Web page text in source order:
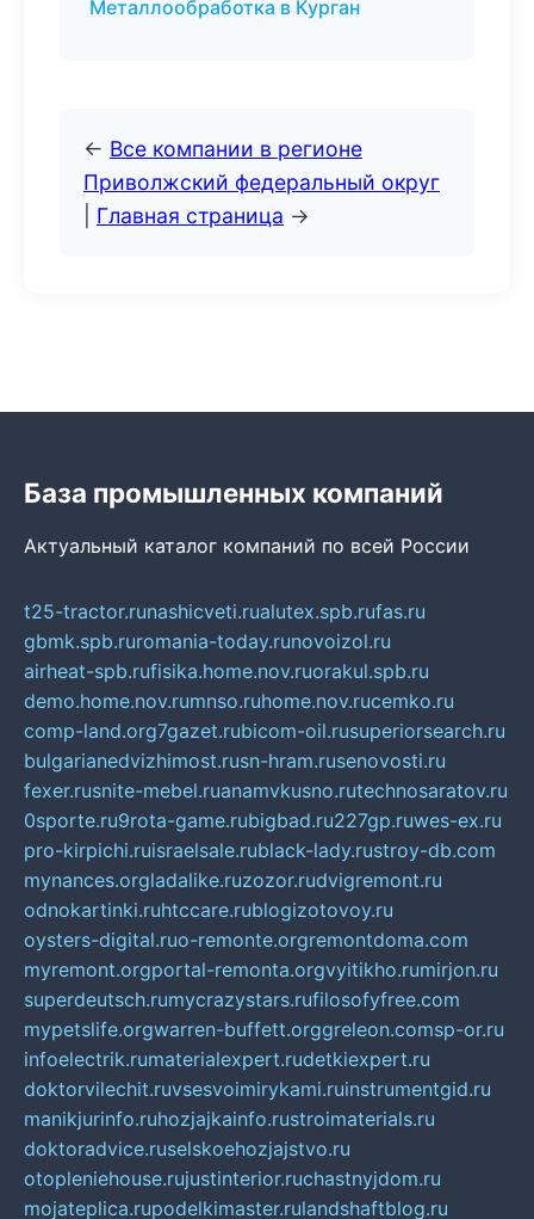
Металлообработка в Курган
← Все компании в регионе
Приволжский федеральный округ
Главная страница →
База промышленных компаний
Актуальный каталог компаний по всей России
t25-tractor.runashicveti.rualutex.spb.rufas.ru
gbmk.spb.ruromania-today.runovoizol.ru
airheat-spb.rufisika.home.nov.ruorakul.spb.ru
demo.home.nov.rumnso.ruhome.nov.rucemko.ru
comp-land.org7gazet.rubicom-oil.rusuperiorsearch.ru
bulgarianedvizhimost.rusn-hram.rusenovosti.ru
fexer.rusnite-mebel.ruanamvkusno.rutechnosaratov.ru
0sporte.ru9rota-game.rubigbad.ru227gp.ruwes-ex.ru
pro-kirpichi.ruisraelsale.rublack-lady.rustroy-db.com
mynances.orgladalike.ruzozor.rudvigremont.ru
odnokartinki.ruhtccare.rublogizotovoy.ru
oysters-digital.ruo-remonte.orgremontdoma.com
myremont.orgportal-remonta.orgvyitikho.rumirjon.ru
superdeutsch.rumycrazystars.rufilosofyfree.com
mypetslife.orgwarren-buffett.orggreleon.comsp-or.ru
infoelectrik.rumaterialexpert.rudetkiexpert.ru
doktorvilechit.ruvsesvoimirykami.ruinstrumentgid.ru
manikjurinfo.ruhozjajkainfo.rustroimaterials.ru
doktoradvice.ruselskoehozjajstvo.ru
otopleniehouse.rujustinterior.ruchastnyjdom.ru
mojateplica.rupodelkimaster.rulandshaftblog.ru